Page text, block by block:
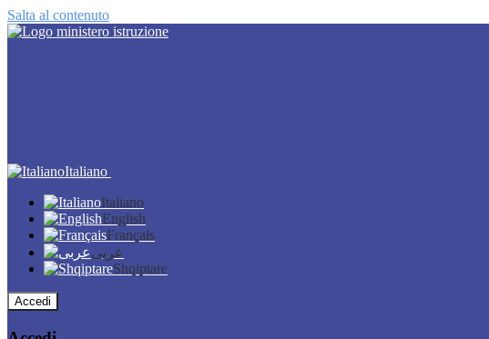
Salta al contenuto
Italiano
Italiano
English
Français
عربى
Shqiptare
Accedi